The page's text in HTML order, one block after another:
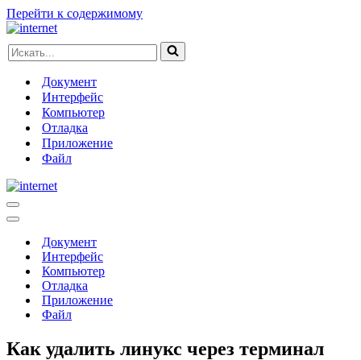
Перейти к содержимому
Искать...
Документ
Интерфейс
Компьютер
Отладка
Приложение
Файл
Меню
навигации
Меню
навигацииДокумент
Интерфейс
Компьютер
Отладка
Приложение
Файл
Как удалить линукс через терминал